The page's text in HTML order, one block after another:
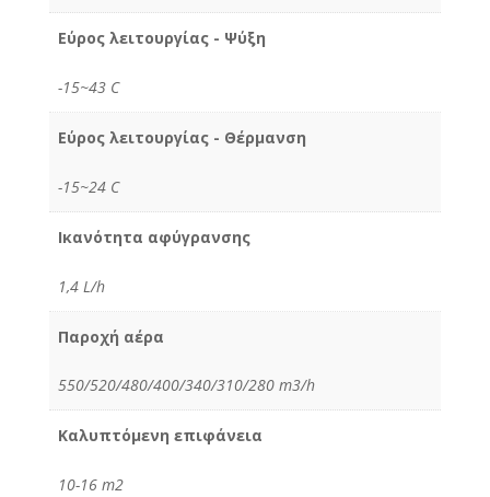
Εύρος λειτουργίας - Ψύξη
-15~43 C
Εύρος λειτουργίας - Θέρμανση
-15~24 C
Ικανότητα αφύγρανσης
1,4 L/h
Παροχή αέρα
550/520/480/400/340/310/280 m3/h
Καλυπτόμενη επιφάνεια
10-16 m2